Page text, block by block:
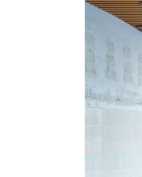
网上购药对药下症？